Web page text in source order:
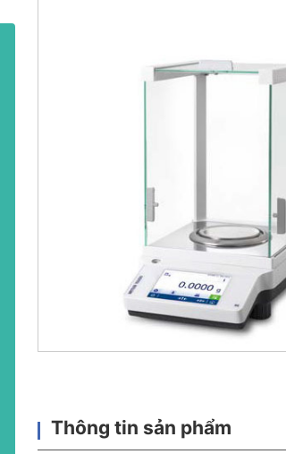
Thông tin sản phẩm